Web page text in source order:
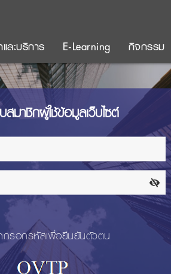
ละบริการ E-Learning กิจกรรม
บสมาชิกผู้ใช้ข้อมูลเว็บไซต์
รอกรหัสเพื่อยืนยันตัวตน